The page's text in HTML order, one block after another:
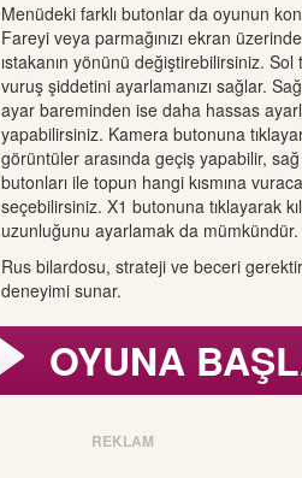
Menüdeki farklı butonlar da oyunun
Fareyi veya parmağınızı ekran
ıstakanın yönünü değiştirebilirsiniz.
vuruş şiddetini ayarlamanızı sağlar.
ayar bareminden ise daha hassas
yapabilirsiniz. Kamera butonuna
görüntüler arasında geçiş yapabilir,
butonları ile topun hangi kısmına
seçebilirsiniz. X1 butonuna tıklayarak
uzunluğunu ayarlamak da mümkündür.
Rus bilardosu, strateji ve beceri
deneyimi sunar.
OYUNA
REKLAM